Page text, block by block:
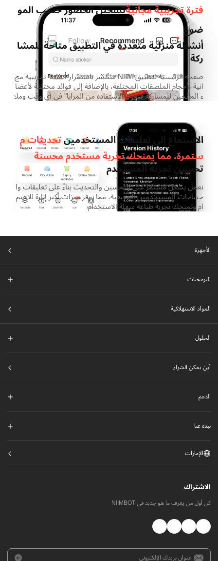
فترة تجريبية مجانية​تسجيل الحضور حسب المو
ضوع​
أنشطة منزلية متعددة في التطبيق متاحة للمشا
ركة​
صفحة الرئيسية لتطبيق NIIM ستُنشر باستمرار أنشطة تجريبية مج
انية لأحجام الملصقات المختلفة، بالإضافة إلى فوائد مختلفة لأعضا
ء المانحين للمشاركة فيه، و"الاستفادة من المزايا" في أي وقت ومك
ان.​
الاستماع إلى تعليقات المستخدمينتحديثات م
ستمرة، مما يمنحك تجربة مستخدم محسنة
تحسين تجربة المستخدم
نعمل بشكل مستمر على التحسين والتحديث بناءً على تعليقات وا
حتياجات المستخدمين الحقيقية، مما يوفر ميزات أكثر إثارة للاهتم
ام وتمنحك تجربة طباعة سهلة الاستخدام
الأجهزة
البرمجيات
المواد الاستهلاكية
الحلول
أين يمكن الشراء
الدعم
نبذة عنا
الإمارات
الاشتراك
كن أول من يعرف ما هو جديد في NIIMBOT